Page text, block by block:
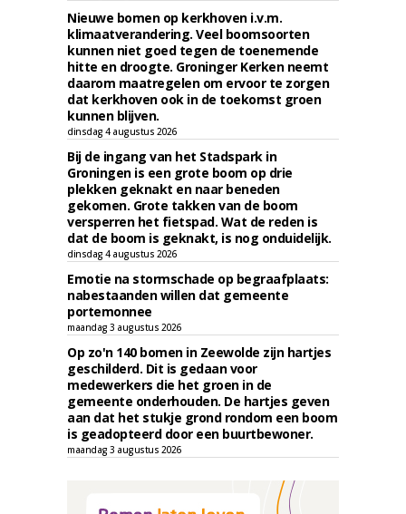
Nieuwe bomen op kerkhoven i.v.m.
klimaatverandering. Veel boomsoorten
kunnen niet goed tegen de toenemende
hitte en droogte. Groninger Kerken neemt
daarom maatregelen om ervoor te zorgen
dat kerkhoven ook in de toekomst groen
kunnen blijven.
dinsdag 4 augustus 2026
Bij de ingang van het Stadspark in
Groningen is een grote boom op drie
plekken geknakt en naar beneden
gekomen. Grote takken van de boom
versperren het fietspad. Wat de reden is
dat de boom is geknakt, is nog onduidelijk.
dinsdag 4 augustus 2026
Emotie na stormschade op begraafplaats:
nabestaanden willen dat gemeente
portemonnee
maandag 3 augustus 2026
Op zo'n 140 bomen in Zeewolde zijn hartjes
geschilderd. Dit is gedaan voor
medewerkers die het groen in de
gemeente onderhouden. De hartjes geven
aan dat het stukje grond rondom een boom
is geadopteerd door een buurtbewoner.
maandag 3 augustus 2026